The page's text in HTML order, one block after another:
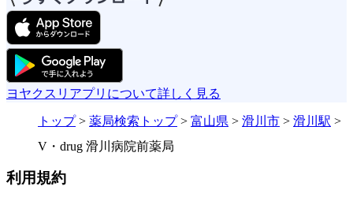
ヨヤクスリアプリについて詳しく見る
トップ> 薬局検索トップ> 富山県 > 滑川市 > 滑川駅 >
V・drug 滑川病院前薬局
利用規約